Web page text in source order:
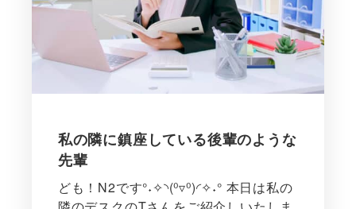
私の隣に鎮座している後輩のような
先輩
ども！N2です°˖✧◝(⁰▿⁰)◜✧˖° 本日は私の